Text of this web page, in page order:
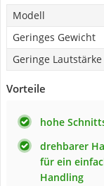
Modell
Geringes Gewicht
Geringe Lautstärke
Vorteile
hohe
drehbarer
für ein
Handling